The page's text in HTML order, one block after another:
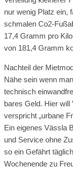
nur wenig Platz ein,
schmalen Co2-
17,4 Gramm pro
von 181,4 Gramm
Nachteil der
Nähe sein wenn
technisch
bares Geld. Hier
verspricht „urbane
Ein eigenes Vässla
und Service ohne
so ein Gefährt
Wochenende zu